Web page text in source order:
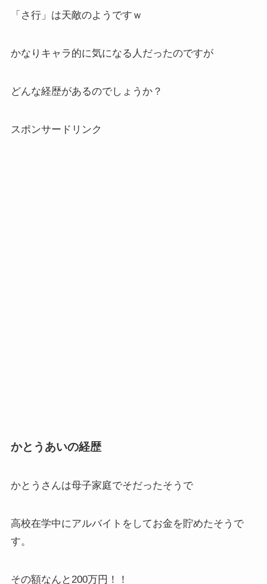
「さ行」は天敵のようですｗ
かなりキャラ的に気になる人だったのですが
どんな経歴があるのでしょうか？
スポンサードリンク
かとうあいの経歴
かとうさんは母子家庭でそだったそうで
高校在学中にアルバイトをしてお金を貯めたそうで
す。
その額なんと200万円！！